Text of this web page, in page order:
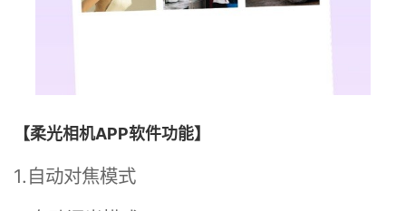
【柔光相机APP软件功能】
1.自动对焦模式